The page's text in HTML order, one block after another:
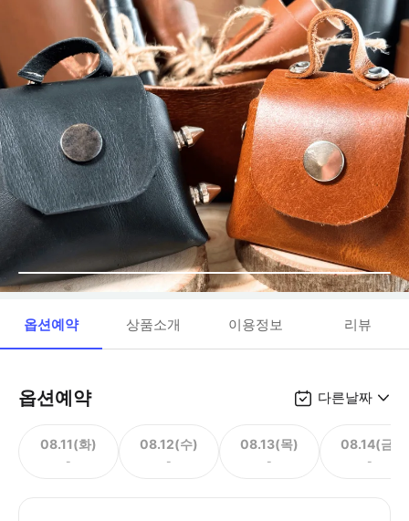
옵션예약 상품소개 이용정보 리뷰
옵션예약 다른날짜
08.11(화)
-
08.12(수)
-
08.13(목)
-
08.14(금)
-